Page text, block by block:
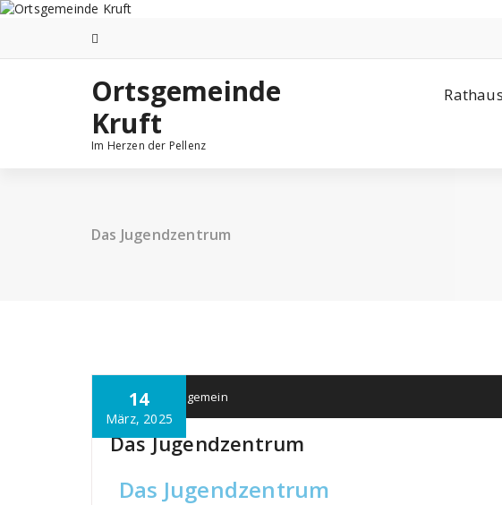
Ortsgemeinde
Kruft
Im Herzen der Pellenz
Das Jugendzentrum
14
März, 2025
kruft Allgemein
Das Jugendzentrum
Das Jugendzentrum